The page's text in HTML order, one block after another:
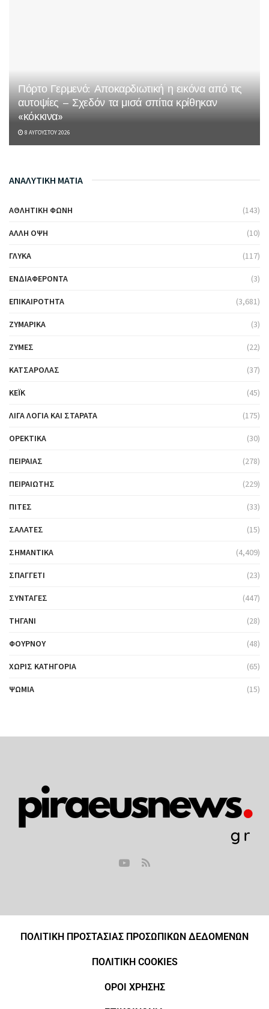
Πόρτο Γερμενό: Αποκαρδιωτική η εικόνα από τις
αυτοψίες – Σχεδόν τα μισά σπίτια κρίθηκαν
«κόκκινα»
8 ΑΥΓΟΎΣΤΟΥ 2026
ΑΝΑΛΥΤΙΚΗ ΜΑΤΙΑ
ΑΘΛΗΤΙΚΉ ΦΩΝΉ (143)
ΆΛΛΗ ΌΨΗ (10)
ΓΛΥΚΆ (117)
ΕΝΔΙΑΦΈΡΟΝΤΑ (3)
ΕΠΙΚΑΙΡΌΤΗΤΑ (3,681)
ΖΥΜΑΡΙΚΆ (3)
ΖΎΜΕΣ (22)
ΚΑΤΣΑΡΌΛΑΣ (37)
ΚΈΙΚ (45)
ΛΊΓΑ ΛΌΓΙΑ ΚΑΙ ΣΤΑΡΆΤΑ (175)
ΟΡΕΚΤΙΚΆ (30)
ΠΕΙΡΑΙΆΣ (278)
ΠΕΙΡΑΙΏΤΗΣ (229)
ΠΊΤΕΣ (33)
ΣΑΛΆΤΕΣ (15)
ΣΗΜΑΝΤΙΚΆ (4,409)
ΣΠΑΓΓΈΤΙ (23)
ΣΥΝΤΑΓΈΣ (447)
ΤΗΓΆΝΙ (28)
ΦΟΎΡΝΟΥ (48)
ΧΩΡΊΣ ΚΑΤΗΓΟΡΊΑ (65)
ΨΩΜΙΆ (15)
ΠΟΛΙΤΙΚΗ ΠΡΟΣΤΑΣΙΑΣ ΠΡΟΣΩΠΙΚΩΝ ΔΕΔΟΜΕΝΩΝ
ΠΟΛΙΤΙΚΗ COOKIES
ΟΡΟΙ ΧΡΗΣΗΣ